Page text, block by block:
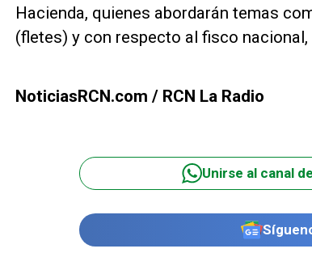
Hacienda, quienes abordarán temas
(fletes) y con respecto al fisco
NoticiasRCN.com / RCN La Radio
Unirse al canal